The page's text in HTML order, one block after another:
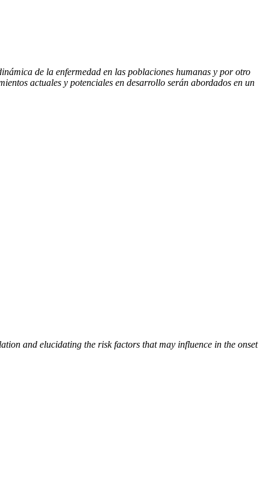
de la enfermedad en las poblaciones humanas y por otro
actuales y potenciales en desarrollo serán abordados en un
and elucidating the risk factors that may influence in the onset